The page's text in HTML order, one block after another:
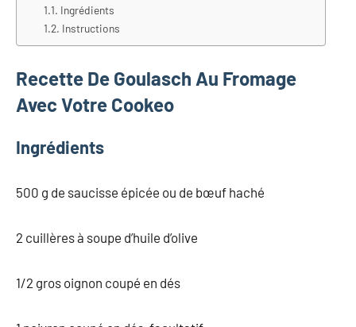
Ingrédients
Instructions
Recette De Goulasch Au Fromage
Avec Votre Cookeo
Ingrédients
500 g de saucisse épicée ou de bœuf haché
2 cuillères à soupe d’huile d’olive
1/2 gros oignon coupé en dés